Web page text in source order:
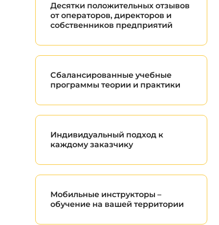
Десятки положительных отзывов
от операторов, директоров и
собственников предприятий
Сбалансированные учебные
программы теории и практики
Индивидуальный подход к
каждому заказчику
Мобильные инструкторы –
обучение на вашей территории